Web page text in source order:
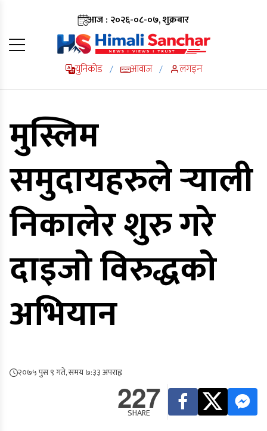
आज : २०२६-०८-०७, शुक्रबार
युनिकोड / आवाज / लगइन
मुस्लिम
समुदायहरुले र्‍याली
निकालेर शुरु गरे
दाइजो विरुद्धको
अभियान
२०७५ पुस ९ गते, समय ७:३३ अपराह्न
227
SHARE